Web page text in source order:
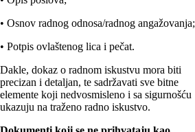
• Osnov radnog odnosa/radnog angažovanja;
• Potpis ovlaštenog lica i pečat.
Dakle, dokaz o radnom iskustvu mora biti
precizan i detaljan, te sadržavati sve bitne
elemente koji nedvosmisleno i sa sigurnošću
ukazuju na traženo radno iskustvo.